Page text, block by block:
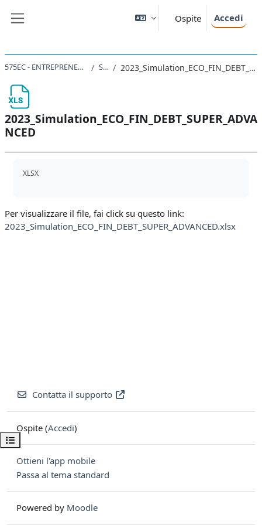
Ospite Accedi
Apri indice del corso
575EC - ENTREPRENEURSHIP 2022 Slide 2023_Simulation_ECO_FIN_DEBT_SUPER_ADVANCED
2023_Simulation_ECO_FIN_DEBT_SUPER_ADVA
NCED
XLSX
Per visualizzare il file, fai click su questo link:
2023_Simulation_ECO_FIN_DEBT_SUPER_ADVANCED.xlsx
Contatta il supporto
Ospite (Accedi)
Ottieni l'app mobile
Passa al tema standard
Powered by Moodle